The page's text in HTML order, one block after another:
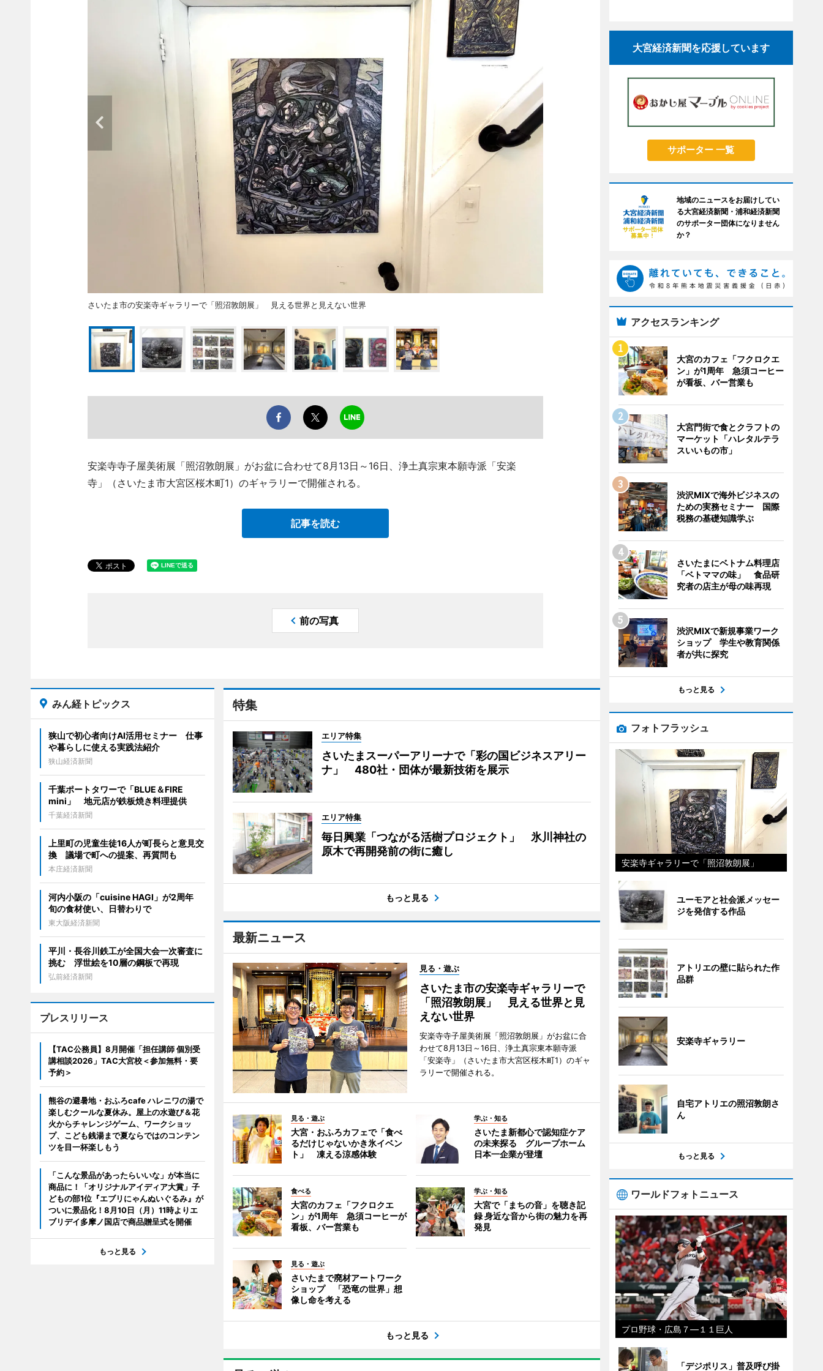
さいたま市の安楽寺ギャラリーで「照沼敦朗展」 見える世界と見えない世界
安楽寺寺子屋美術展「照沼敦朗展」がお盆に合わせて8月13日～16日、浄土真宗東本願寺派「安楽
寺」（さいたま市大宮区桜木町1）のギャラリーで開催される。
記事を読む
前の写真
特集
エリア特集
さいたまスーパーアリーナで「彩の国ビジネスアリー
ナ」 480社・団体が最新技術を展示
エリア特集
毎日興業「つながる活樹プロジェクト」 氷川神社の
原木で再開発前の街に癒し
もっと見る
最新ニュース
見る・遊ぶ
さいたま市の安楽寺ギャラリーで
「照沼敦朗展」 見える世界と見
えない世界
安楽寺寺子屋美術展「照沼敦朗展」がお盆に合
わせて8月13日～16日、浄土真宗東本願寺派
「安楽寺」（さいたま市大宮区桜木町1）のギャ
ラリーで開催される。
見る・遊ぶ
大宮・おふろカフェで「食べ
るだけじゃないかき氷イベン
ト」 凍える涼感体験
学ぶ・知る
さいたま新都心で認知症ケア
の未来探る グループホーム
日本一企業が登壇
食べる
大宮のカフェ「フクロクエ
ン」が1周年 急須コーヒーが
看板、バー営業も
学ぶ・知る
大宮で「まちの音」を聴き記
録 身近な音から街の魅力を再
発見
見る・遊ぶ
さいたまで廃材アートワーク
ショップ 「恐竜の世界」想
像し命を考える
もっと見る
みん経トピックス
狭山で初心者向けAI活用セミナー 仕事
や暮らしに使える実践法紹介
狭山経済新聞
千葉ポートタワーで「BLUE＆FIRE
mini」 地元店が鉄板焼き料理提供
千葉経済新聞
上里町の児童生徒16人が町長らと意見交
換 議場で町への提案、再質問も
本庄経済新聞
河内小阪の「cuisine HAGI」が2周年
旬の食材使い、日替わりで
東大阪経済新聞
平川・長谷川鉄工が全国大会一次審査に
挑む 浮世絵を10層の鋼板で再現
弘前経済新聞
プレスリリース
【TAC公務員】8月開催「担任講師 個別受
講相談2026」TAC大宮校＜参加無料・要
予約＞
熊谷の避暑地・おふろcafe ハレニワの湯で
楽しむクールな夏休み。屋上の水遊び＆花
火からチャレンジゲーム、ワークショッ
プ、こども銭湯まで夏ならではのコンテン
ツを目一杯楽しもう
「こんな景品があったらいいな」が本当に
商品に！「オリジナルアイディア大賞」子
どもの部1位『エブリにゃんぬいぐるみ』が
ついに景品化！8月10日（月）11時よりエ
ブリデイ多摩ノ国店で商品贈呈式を開催
もっと見る
大宮経済新聞を応援しています
サポーター 一覧
地域のニュースをお届けしてい
る大宮経済新聞・浦和経済新聞
のサポーター団体になりません
か？
アクセスランキング
大宮のカフェ「フクロクエ
ン」が1周年 急須コーヒー
が看板、バー営業も
大宮門街で食とクラフトの
マーケット「ハレタルテラ
スいいもの市」
渋沢MIXで海外ビジネスの
ための実務セミナー 国際
税務の基礎知識学ぶ
さいたまにベトナム料理店
「ベトママの味」 食品研
究者の店主が母の味再現
渋沢MIXで新規事業ワーク
ショップ 学生や教育関係
者が共に探究
もっと見る
フォトフラッシュ
安楽寺ギャラリーで「照沼敦朗展」
ユーモアと社会派メッセー
ジを発信する作品
アトリエの壁に貼られた作
品群
安楽寺ギャラリー
自宅アトリエの照沼敦朗さ
ん
もっと見る
ワールドフォトニュース
プロ野球・広島７―１１巨人
「デジポリス」普及呼び掛